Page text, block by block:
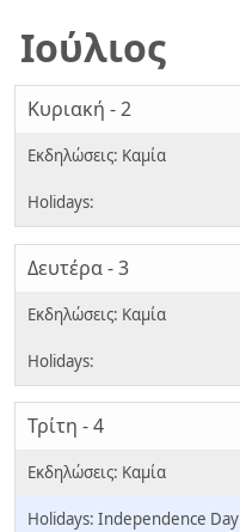
Ιούλιος
Κυριακή - 2
Δευτέρα - 3
Τρίτη - 4
Independence Day